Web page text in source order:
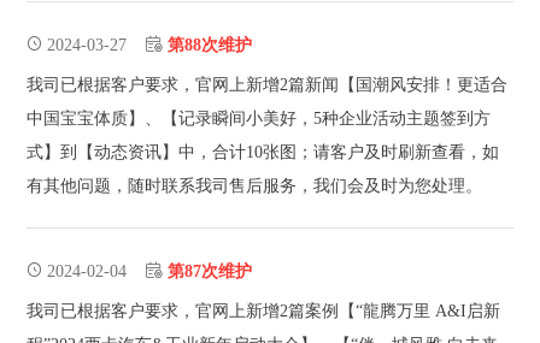
2024-03-27 第88次维护
我司已根据客户要求，官网上新增2篇新闻【国潮风安排！更适合
中国宝宝体质】、【记录瞬间小美好，5种企业活动主题签到方
式】到【动态资讯】中，合计10张图；请客户及时刷新查看，如
有其他问题，随时联系我司售后服务，我们会及时为您处理。
2024-02-04 第87次维护
我司已根据客户要求，官网上新增2篇案例【“龍腾万里 A&I启新